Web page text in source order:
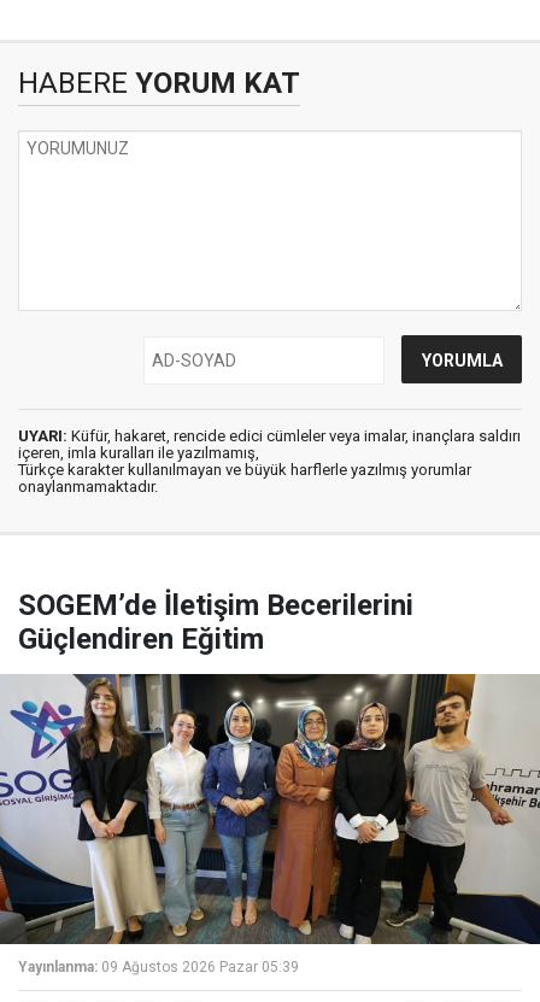
HABERE YORUM KAT
UYARI: Küfür, hakaret, rencide edici cümleler veya imalar, inançlara saldırı
içeren, imla kuralları ile yazılmamış,
Türkçe karakter kullanılmayan ve büyük harflerle yazılmış yorumlar
onaylanmamaktadır.
SOGEM’de İletişim Becerilerini
Güçlendiren Eğitim
Yayınlanma: 09 Ağustos 2026 Pazar 05:39